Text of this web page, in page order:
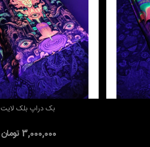
افزودن به سبد خریدبک دراپ بلک لایت
3,000,000 تومان